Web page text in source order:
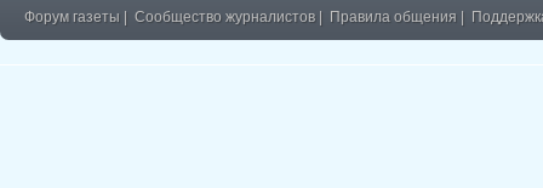
Форум газеты Сообщество журналистов Правила общения
�